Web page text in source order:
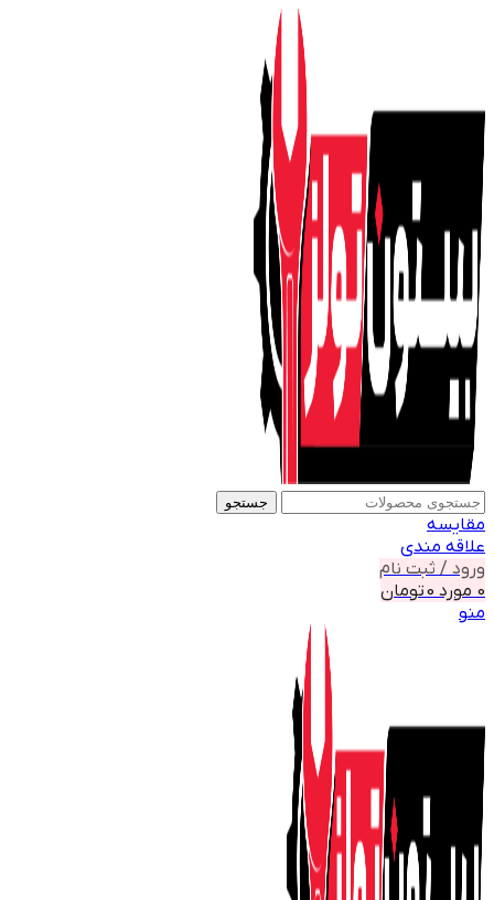
جستجو
مقايسه
علاقه مندی
ورود / ثبت نام
0 مورد 0تومان
منو